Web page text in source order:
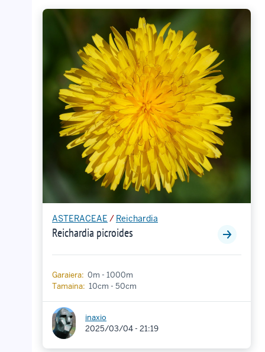
ASTERACEAE / Reichardia
Reichardia picroides
Garaiera: 0m - 1000m
Tamaina: 10cm - 50cm
inaxio
2025/03/04 - 21:19